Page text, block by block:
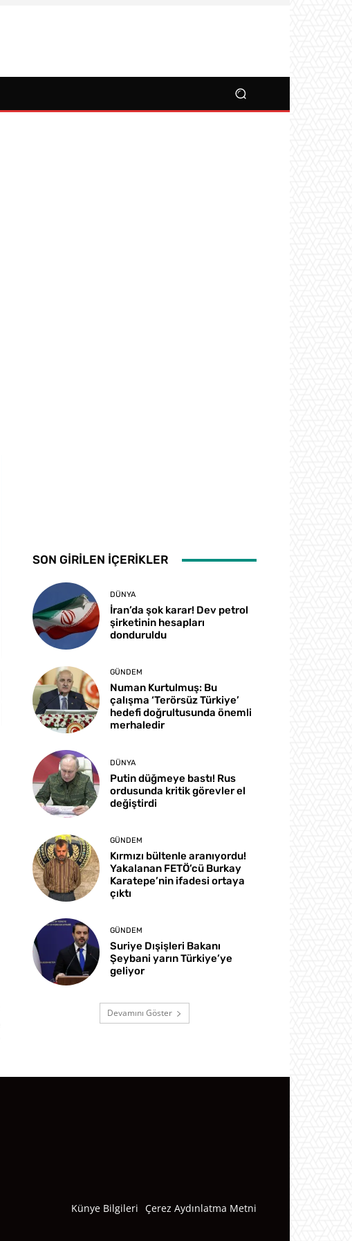
SON GİRİLEN İÇERİKLER
DÜNYA
İran’da şok karar! Dev petrol
şirketinin hesapları
donduruldu
GÜNDEM
Numan Kurtulmuş: Bu
çalışma ‘Terörsüz Türkiye’
hedefi doğrultusunda önemli
merhaledir
DÜNYA
Putin düğmeye bastı! Rus
ordusunda kritik görevler el
değiştirdi
GÜNDEM
Kırmızı bültenle aranıyordu!
Yakalanan FETÖ’cü Burkay
Karatepe’nin ifadesi ortaya
çıktı
GÜNDEM
Suriye Dışişleri Bakanı
Şeybani yarın Türkiye’ye
geliyor
Devamını Göster
Künye Bilgileri Çerez Aydınlatma Metni